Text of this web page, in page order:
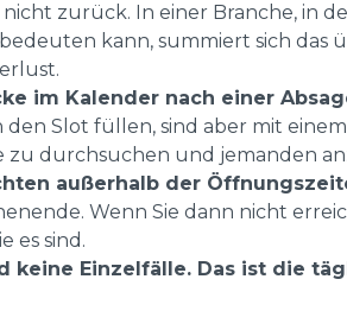
nicht zurück. In einer Branche, in
kann, summiert sich das
im Kalender nach einer
Slot füllen, sind aber mit
zu durchsuchen und jemanden
außerhalb der
Wenn Sie dann nicht
es sind.
keine Einzelfälle. Das ist die